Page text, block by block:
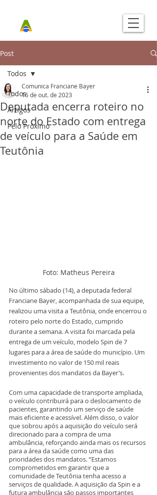
Post
Todos
Artigos
Pelo Próximo
Todos
Deputada encerra roteiro no
norte do Estado com entrega
de veículo para a Saúde em
Teutônia
Comunica Franciane Bayer
16 de out. de 2023
Foto: Matheus Pereira
No último sábado (14), a deputada federal
Franciane Bayer, acompanhada de sua equipe,
realizou uma visita a Teutônia, onde encerrou o
roteiro pelo norte do Estado, cumprido
durante a semana. A visita foi marcada pela
entrega de um veículo, modelo Spin de 7
lugares para a área de saúde do município. Um
investimento no valor de 150 mil reais
provenientes dos mandatos da Bayer’s.
Com uma capacidade de transporte ampliada,
o veículo contribuirá para o deslocamento de
pacientes, garantindo um serviço de saúde
mais eficiente e acessível. Além disso, o valor
que sobrou após a aquisição do veículo será
direcionado para a compra de uma
ambulância, reforçando ainda mais os recursos
para a área da saúde como uma das
prioridades dos mandatos. “Estamos
comprometidos em garantir que a
comunidade de Teutônia tenha acesso a
serviços de qualidade. A aquisição da Spin e a
futura ambulância são passos importantes